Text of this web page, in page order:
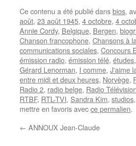
Ce contenu a été publié dansbios,
août, 23 août 1945, 4 octobre, 4
Annie Cordy, Belgique, Bergen,
Chanson francophone, Chansons à
communications sociales, Concours
émission radio, émission télé, études,
Gérard Lenorman, I comme, J'aime
entre midi et deux heures, Norvège,
Radio 2, radio belge, Radio
RTBF, RTL-TVI, Sandra Kim, studios,
mettre en favoris avecce permalien.
← ANNOUX Jean-Claude